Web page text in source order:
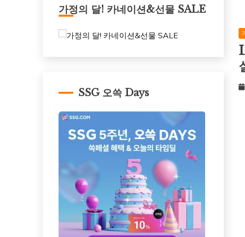
가정의 달! 카네이션&선물 SALE
SSG 오쓱 Days